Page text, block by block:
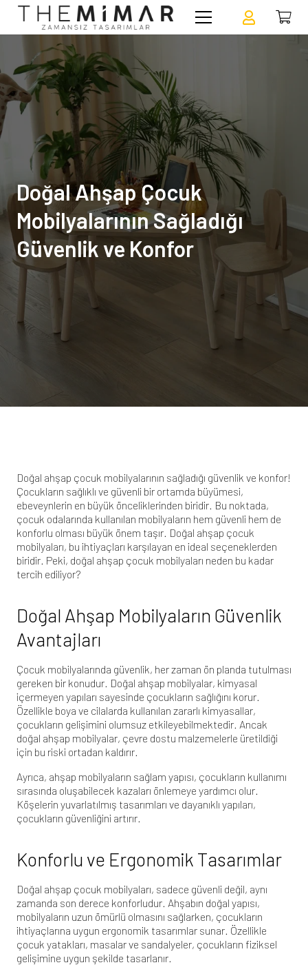
Doğal Ahşap Çocuk
Mobilyalarının Sağladığı
Güvenlik ve Konfor
Doğal ahşap çocuk mobilyalarının sağladığı güvenlik ve konfor!
Çocukların sağlıklı ve güvenli bir ortamda büyümesi,
ebeveynlerin en büyük önceliklerinden biridir. Bu noktada,
çocuk odalarında kullanılan mobilyaların hem güvenli hem de
konforlu olması büyük önem taşır. Doğal ahşap çocuk
mobilyaları, bu ihtiyaçları karşılayan en ideal seçeneklerden
biridir. Peki, doğal ahşap çocuk mobilyaları neden bu kadar
tercih ediliyor?
Doğal Ahşap Mobilyaların Güvenlik
Avantajları
Çocuk mobilyalarında güvenlik, her zaman ön planda tutulması
gereken bir konudur. Doğal ahşap mobilyalar, kimyasal
içermeyen yapıları sayesinde çocukların sağlığını korur.
Özellikle boya ve cilalarda kullanılan zararlı kimyasallar,
çocukların gelişimini olumsuz etkileyebilmektedir. Ancak
doğal ahşap mobilyalar, çevre dostu malzemelerle üretildiği
için bu riski ortadan kaldırır.
Ayrıca, ahşap mobilyaların sağlam yapısı, çocukların kullanımı
sırasında oluşabilecek kazaları önlemeye yardımcı olur.
Köşelerin yuvarlatılmış tasarımları ve dayanıklı yapıları,
çocukların güvenliğini artırır.
Konforlu ve Ergonomik Tasarımlar
Doğal ahşap çocuk mobilyaları, sadece güvenli değil, aynı
zamanda son derece konforludur. Ahşabın doğal yapısı,
mobilyaların uzun ömürlü olmasını sağlarken, çocukların
ihtiyaçlarına uygun ergonomik tasarımlar sunar. Özellikle
çocuk yatakları, masalar ve sandalyeler, çocukların fiziksel
gelişimine uygun şekilde tasarlanır.